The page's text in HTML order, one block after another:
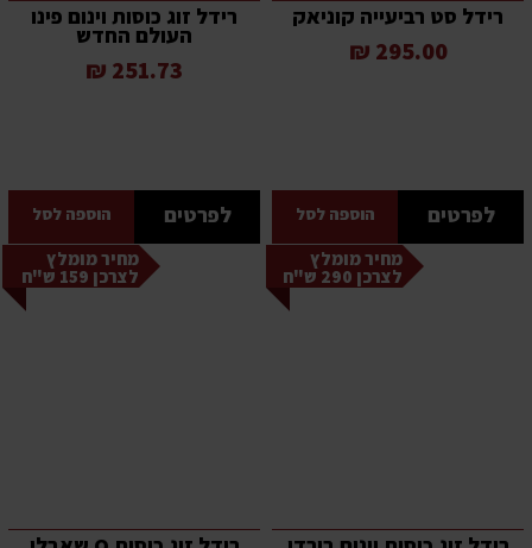
רידל סט רביעייה קוניאק
295.00 ₪
לפרטים הוספה לסל
רידל זוג כוסות וינום פינו
העולם החדש
251.73 ₪
לפרטים הוספה לסל
מחיר מומלץ
לצרכן 290 ש"ח
מחיר מומלץ
לצרכן 159 ש"ח